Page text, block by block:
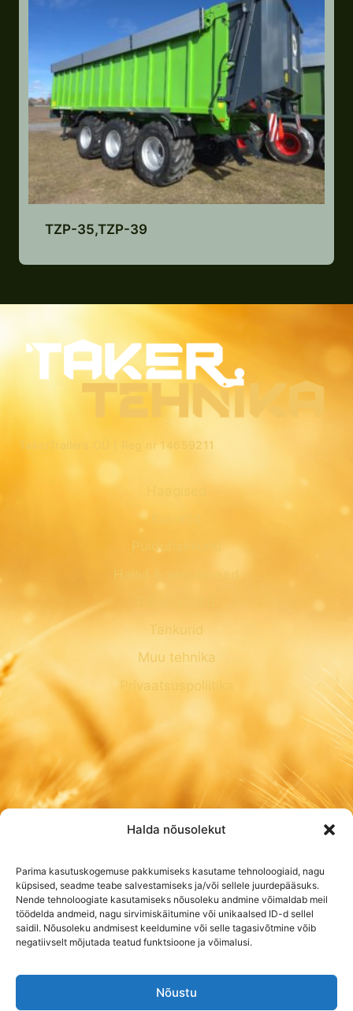
Halda nõusolekut
Parima kasutuskogemuse pakkumiseks kasutame tehnoloogiaid, nagu
küpsised, seadme teabe salvestamiseks ja/või sellele juurdepääsuks.
Nende tehnoloogiate kasutamiseks nõusoleku andmine võimaldab meil
töödelda andmeid, nagu sirvimiskäitumine või unikaalsed ID-d sellel
saidil. Nõusoleku andmisest keeldumine või selle tagasivõtmine võib
negatiivselt mõjutada teatud funktsioone ja võimalusi.
Nõustu
TZP-35,TZP-39
TakerTrailers OÜ | Reg nr 14659211
Puiduhakkurid
Hallid & varjualused
Tankurid
Muu tehnika
Privaatsuspoliitika